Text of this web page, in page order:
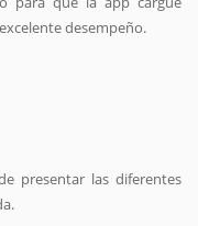
desempeño.
presentar las diferentes